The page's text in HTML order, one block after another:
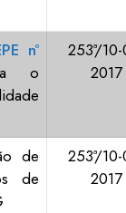
nº
o
253ª/
2017
de
de
253ª/
2017